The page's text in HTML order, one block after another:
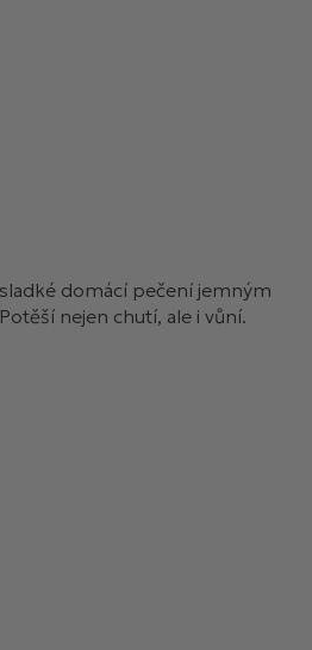
domácí pečení jemným
nejen chutí, ale i vůní.